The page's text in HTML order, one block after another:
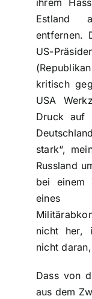
ihrem
Estland
entfernen.
US-
kritisch
USA
Druck auf
stark“,
Russland
bei einem
eines
nicht her,
nicht
Dass von
aus dem